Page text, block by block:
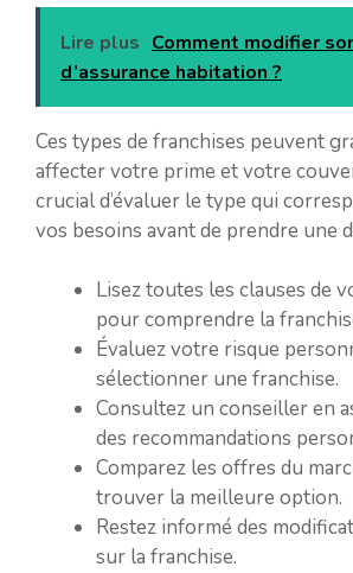
Lire plus Comment modifier
d’assurance habitation ?
Ces types de franchises peuvent
affecter votre prime et votre
crucial d’évaluer le type qui
vos besoins avant de prendre une
Lisez toutes les clauses de
pour comprendre la
Évaluez votre risque
sélectionner une franchise.
Consultez un conseiller en
des recommandations
Comparez les offres du
trouver la meilleure option.
Restez informé des
sur la franchise.